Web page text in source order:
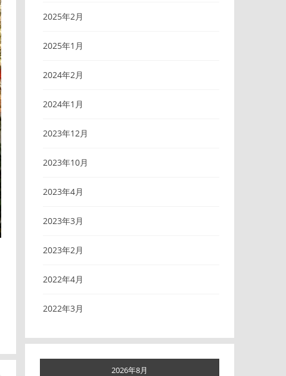
2025年2月
2025年1月
2024年2月
2024年1月
2023年12月
2023年10月
2023年4月
2023年3月
2023年2月
2022年4月
2022年3月
2026年8月